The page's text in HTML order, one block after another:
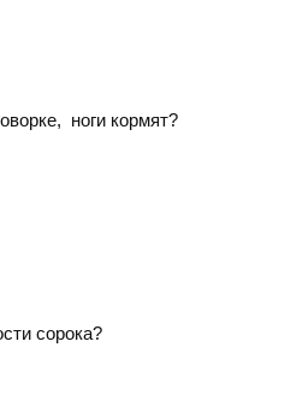
ноги кормят?
сорока?